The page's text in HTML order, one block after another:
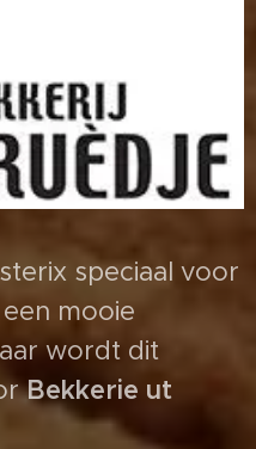
speciaal voor
mooie
wordt dit
Bekkerie ut